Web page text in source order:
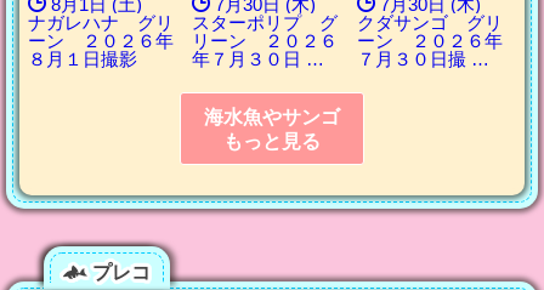
ナガレハナ グリ
ーン ２０２６年
８月１日撮影
スターポリプ グ
リーン ２０２６
年７月３０日 …
クダサンゴ グリ
ーン ２０２６年
７月３０日撮 …
海水魚やサンゴ
もっと見る
プレコ